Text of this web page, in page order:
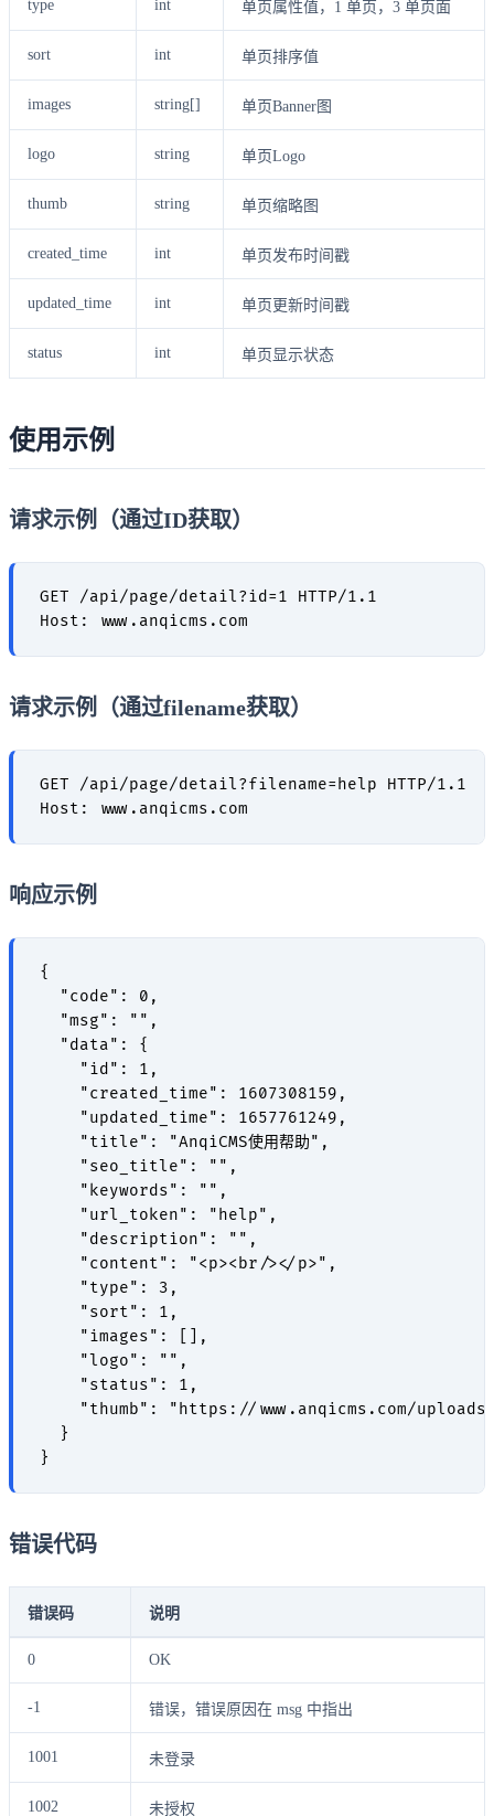
type int 单页属性值，1 单页，3 单页面
sort int 单页排序值
images string[] 单页Banner图
logo string 单页Logo
thumb string 单页缩略图
created_time int 单页发布时间戳
updated_time int 单页更新时间戳
status int 单页显示状态
使用示例
请求示例（通过ID获取）
GET /api/page/detail?id=1 HTTP/1.1
请求示例（通过filename获取）
GET /api/page/detail?filename=help HTTP/1.1
响应示例
{
  "code": 0,
  "msg": "",
  "data": {
    "id": 1,
    "created_time": 1607308159,
    "updated_time": 1657761249,
    "title": "AnqiCMS使用帮助",
    "seo_title": "",
    "keywords": "",
    "url_token": "help",
    "description": "",
    "content": "<p><br/></p>",
    "type": 3,
    "sort": 1,
    "images": [],
    "logo": "",
    "status": 1,
"thumb": "https://www.anqicms.com/
  }
错误代码
错误码 说明
0 OK
-1 错误，错误原因在 msg 中指出
1001 未登录
1002 未授权